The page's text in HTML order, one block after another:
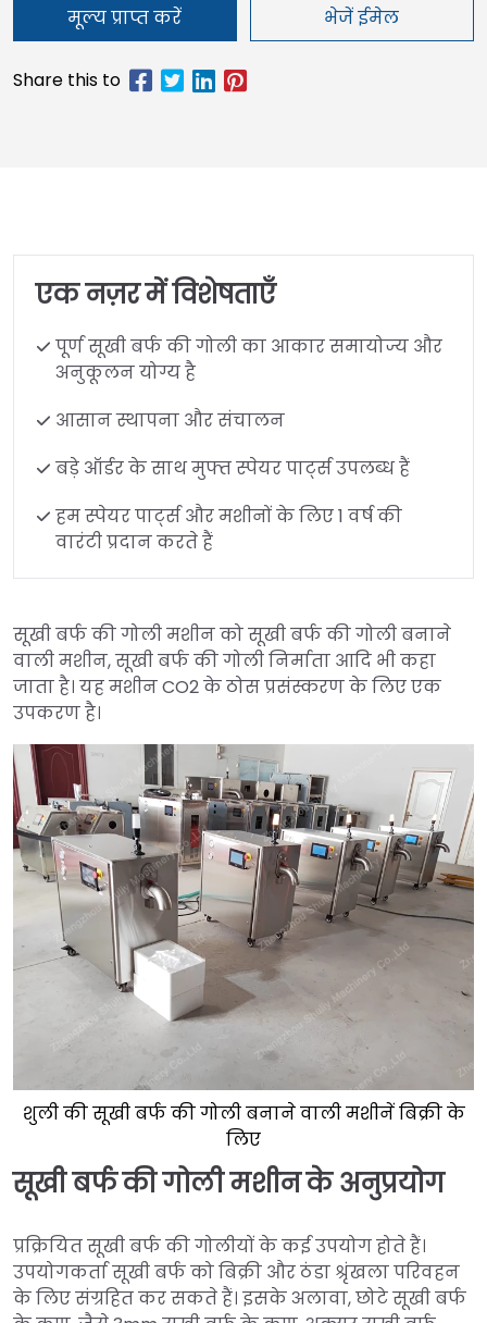
मूल्य प्राप्त करें भेजें ईमेल
एक नज़र में विशेषताएँ
पूर्ण सूखी बर्फ की गोली का आकार समायोज्य और
अनुकूलन योग्य है
आसान स्थापना और संचालन
बड़े ऑर्डर के साथ मुफ्त स्पेयर पार्ट्स उपलब्ध हैं
हम स्पेयर पार्ट्स और मशीनों के लिए 1 वर्ष की
वारंटी प्रदान करते हैं
सूखी बर्फ की गोली मशीन को सूखी बर्फ की गोली बनाने
वाली मशीन, सूखी बर्फ की गोली निर्माता आदि भी कहा
जाता है। यह मशीन CO2 के ठोस प्रसंस्करण के लिए एक
उपकरण है।
शुली की सूखी बर्फ की गोली बनाने वाली मशीनें बिक्री के
लिए
सूखी बर्फ की गोली मशीन के अनुप्रयोग
प्रक्रियित सूखी बर्फ की गोलीयों के कई उपयोग होते हैं।
उपयोगकर्ता सूखी बर्फ को बिक्री और ठंडा श्रृंखला परिवहन
के लिए संग्रहित कर सकते हैं। इसके अलावा, छोटे सूखी बर्फ